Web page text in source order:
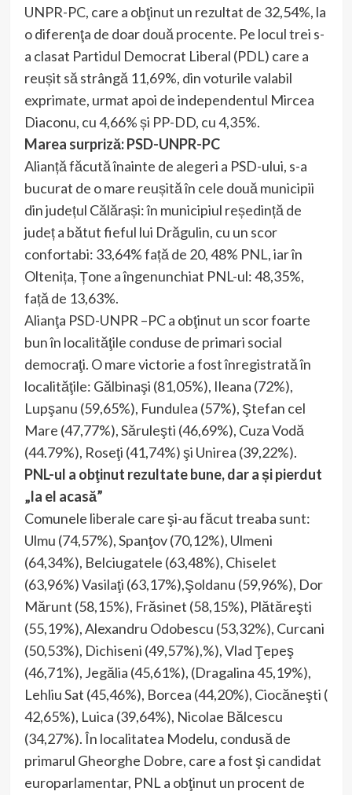
UNPR-PC, care a obţinut un rezultat de 32,54%, la
o diferenţa de doar două procente. Pe locul trei s-
a clasat Partidul Democrat Liberal (PDL) care a
reușit să strângă 11,69%, din voturile valabil
exprimate, urmat apoi de independentul Mircea
Diaconu, cu 4,66% și PP-DD, cu 4,35%.
Marea surpriză: PSD-UNPR-PC
Alianță făcută înainte de alegeri a PSD-ului, s-a
bucurat de o mare reușită în cele două municipii
din județul Călărași: în municipiul reședință de
județ a bătut fieful lui Drăgulin, cu un scor
confortabi: 33,64% față de 20, 48% PNL, iar în
Oltenița, Țone a îngenunchiat PNL-ul: 48,35%,
față de 13,63%.
Alianţa PSD-UNPR –PC a obţinut un scor foarte
bun în localităţile conduse de primari social
democraţi. O mare victorie a fost înregistrată în
localităţile: Gălbinaşi (81,05%), Ileana (72%),
Lupşanu (59,65%), Fundulea (57%), Ştefan cel
Mare (47,77%), Săruleşti (46,69%), Cuza Vodă
(44.79%), Roseţi (41,74%) şi Unirea (39,22%).
PNL-ul a obţinut rezultate bune, dar a și pierdut
„la el acasă”
Comunele liberale care şi-au făcut treaba sunt:
Ulmu (74,57%), Spanţov (70,12%), Ulmeni
(64,34%), Belciugatele (63,48%), Chiselet
(63,96%) Vasilaţi (63,17%),Şoldanu (59,96%), Dor
Mărunt (58,15%), Frăsinet (58,15%), Plătăreşti
(55,19%), Alexandru Odobescu (53,32%), Curcani
(50,53%), Dichiseni (49,57%),%), Vlad Ţepeş
(46,71%), Jegălia (45,61%), (Dragalina 45,19%),
Lehliu Sat (45,46%), Borcea (44,20%), Ciocăneşti (
42,65%), Luica (39,64%), Nicolae Bălcescu
(34,27%). În localitatea Modelu, condusă de
primarul Gheorghe Dobre, care a fost şi candidat
europarlamentar, PNL a obţinut un procent de